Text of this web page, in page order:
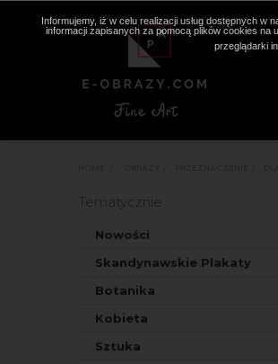
Tematycznie
Nowości
Skandynawskie Plakaty
Botanika
Kobieta
Sztuka
Informujemy, iż w celu realizacji usług dostępnych
informacji zapisanych za pomocą plików cookies
przeglądarki